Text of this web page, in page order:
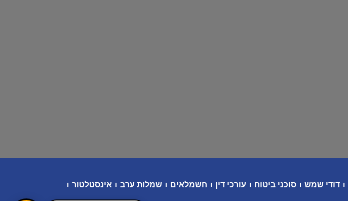
דודי שמש סוכני ביטוח עורכי דין חשמלאים שמלות ערב
אינסטלטור